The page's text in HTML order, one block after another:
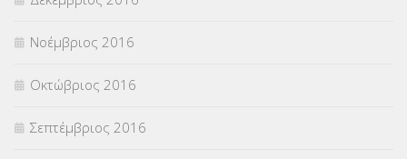
Νοέμβριος 2016
Οκτώβριος 2016
Σεπτέμβριος 2016